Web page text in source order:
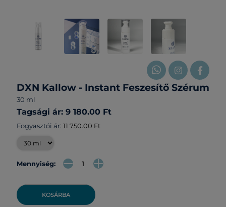
DXN Kallow - Instant Feszesítő Szérum
30 ml
Tagsági ár: 9 180.00 Ft
Fogyasztói ár: 11 750.00 Ft
Mennyiség:
KOSÁRBA